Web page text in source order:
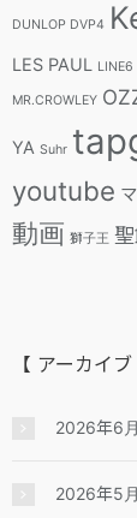
DUNLOP DVP4
LES PAUL LINE6
MR.CROWLEY
YA Suhr
youtube
動画 獅子王
【 アーカイブ
2026年6月
2026年5月